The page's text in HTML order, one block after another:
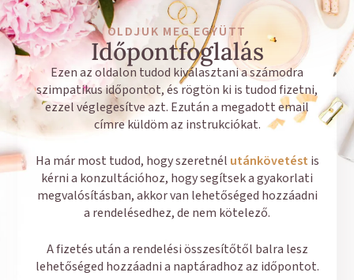
OLDJUK MEG EGYÜTT
Időpontfoglalás
Ezen az oldalon tudod kiválasztani a számodra
szimpatikus időpontot, és rögtön ki is tudod fizetni,
ezzel véglegesítve azt. Ezután a megadott email
címre küldöm az instrukciókat.
Ha már most tudod, hogy szeretnél utánkövetést is
kérni a konzultációhoz, hogy segítsek a gyakorlati
megvalósításban, akkor van lehetőséged hozzáadni
a rendelésedhez, de nem kötelező.
A fizetés után a rendelési összesítőtől balra lesz
lehetőséged hozzáadni a naptáradhoz az időpontot.